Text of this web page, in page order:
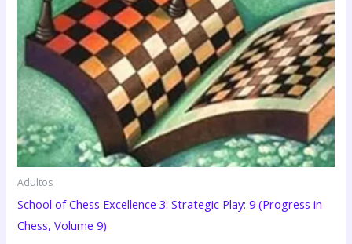
Adultos
School of Chess Excellence 3: Strategic Play: 9 (Progress in
Chess, Volume 9)